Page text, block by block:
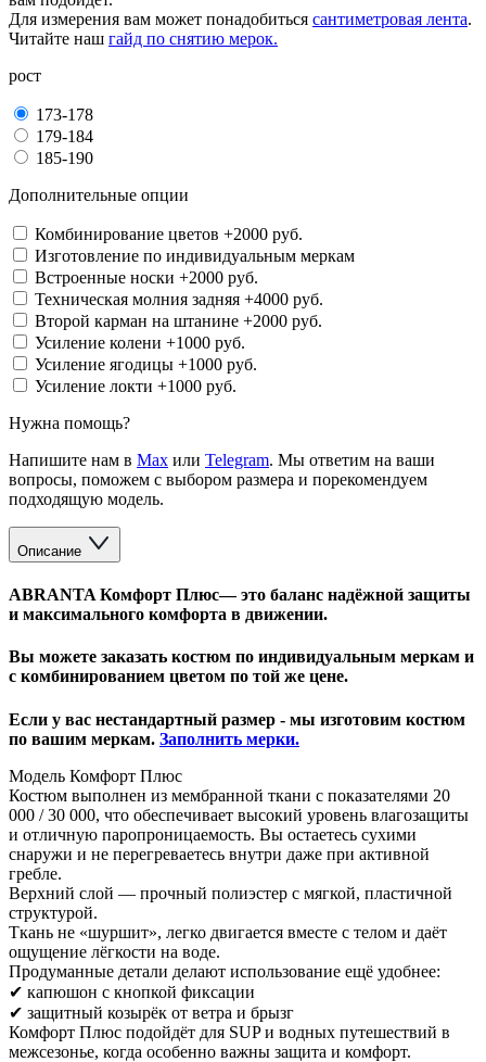
Для измерения вам может понадобиться сантиметровая лента.
Читайте наш гайд по снятию мерок.
рост
173-178
179-184
185-190
Дополнительные опции
Комбинирование цветов +2000 руб.
Изготовление по индивидуальным меркам
Встроенные носки +2000 руб.
Техническая молния задняя +4000 руб.
Второй карман на штанине +2000 руб.
Усиление колени +1000 руб.
Усиление ягодицы +1000 руб.
Усиление локти +1000 руб.
Нужна помощь?
Напишите нам в Max или Telegram. Мы ответим на ваши
вопросы, поможем с выбором размера и порекомендуем
подходящую модель.
Описание
ABRANTA Комфорт Плюс— это баланс надёжной защиты
и максимального комфорта в движении.
Вы можете заказать костюм по индивидуальным меркам и
с комбинированием цветом по той же цене.
Если у вас нестандартный размер - мы изготовим костюм
по вашим меркам. Заполнить мерки.
Модель Комфорт Плюс
Костюм выполнен из мембранной ткани с показателями 20
000 / 30 000, что обеспечивает высокий уровень влагозащиты
и отличную паропроницаемость. Вы остаетесь сухими
снаружи и не перегреваетесь внутри даже при активной
гребле.
Верхний слой — прочный полиэстер с мягкой, пластичной
структурой.
Ткань не «шуршит», легко двигается вместе с телом и даёт
ощущение лёгкости на воде.
Продуманные детали делают использование ещё удобнее:
✔ капюшон с кнопкой фиксации
✔ защитный козырёк от ветра и брызг
Комфорт Плюс подойдёт для SUP и водных путешествий в
межсезонье, когда особенно важны защита и комфорт.